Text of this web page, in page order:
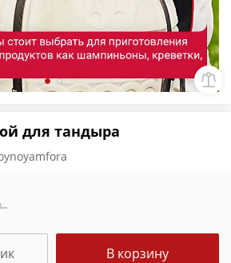
для тандыра
В корзину